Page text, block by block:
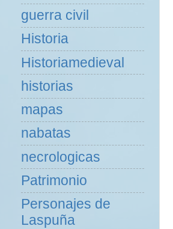
guerra civil
Historia
Historiamedieval
historias
mapas
nabatas
necrologicas
Patrimonio
Personajes de
Laspuña